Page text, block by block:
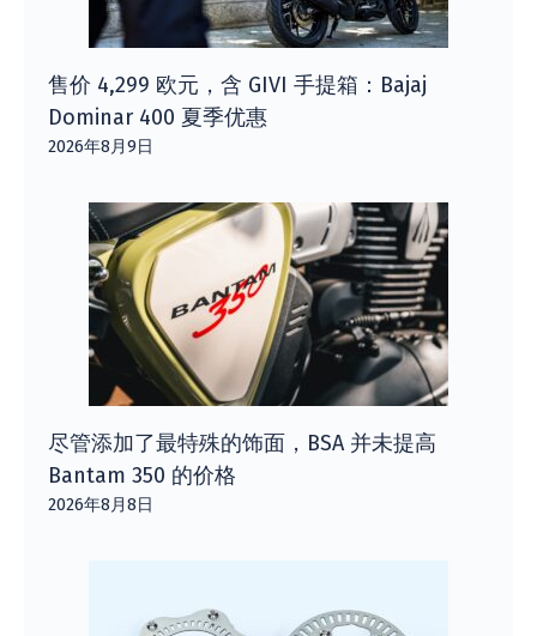
售价 4,299 欧元，含 GIVI 手提箱：Bajaj
Dominar 400 夏季优惠
2026年8月9日
尽管添加了最特殊的饰面，BSA 并未提高
Bantam 350 的价格
2026年8月8日